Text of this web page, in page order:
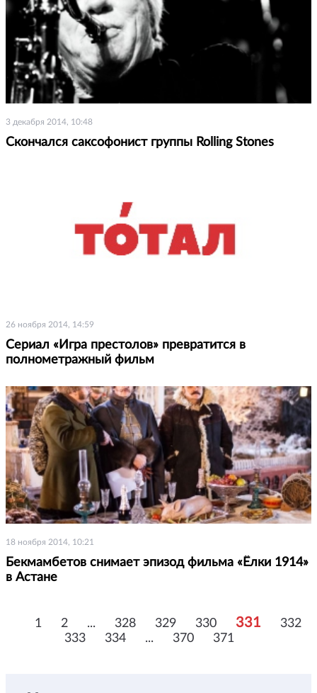
3 декабря 2014, 10:48
Скончался саксофонист группы Rolling Stones
26 ноября 2014, 14:59
Сериал «Игра престолов» превратится в
полнометражный фильм
18 ноября 2014, 10:21
Бекмамбетов снимает эпизод фильма «Ёлки 1914»
в Астане
1 2 ... 328 329 330 331
332
333
334 ... 370 371